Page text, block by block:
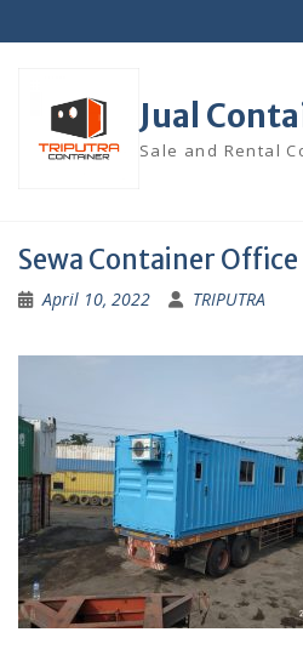
to
Jual
Sale and Rental
Sewa Container
April 10, 2022 TRIPUTRA